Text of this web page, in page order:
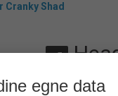
Cranky Shad
6,4
egne data